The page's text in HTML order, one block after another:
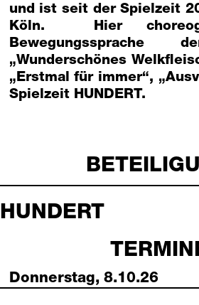
und ist seit der Spielzeit
Köln. Hier
Bewegungssprache
„Wunderschönes
„Erstmal für immer“,
Spielzeit HUNDERT.
HUNDERT
Donnerstag, 8.10.26